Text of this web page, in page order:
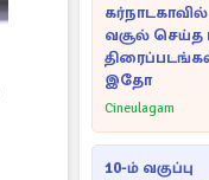
வசூல் செய்த
இதோ
Cineulagam
10-ம் வகுப்பு